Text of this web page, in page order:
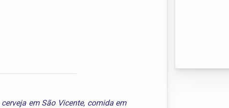
cerveja em São Vicente, comida em